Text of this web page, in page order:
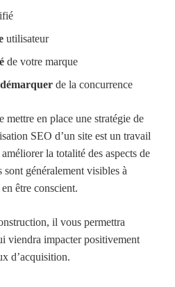
utilisateur
de votre marque
démarquer de la concurrence
mettre en place une stratégie de
SEO d’un site est un travail
la totalité des aspects de
généralement visibles à
être conscient.
il vous permettra
viendra impacter positivement
d’acquisition.